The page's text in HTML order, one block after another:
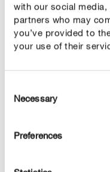
with our social
partners who may
you’ve provided to
your use of their
Selection
Necessary
Preferences
TECHNISCHE DETAILS
FRAG UNS ZUM
Diese Produkte